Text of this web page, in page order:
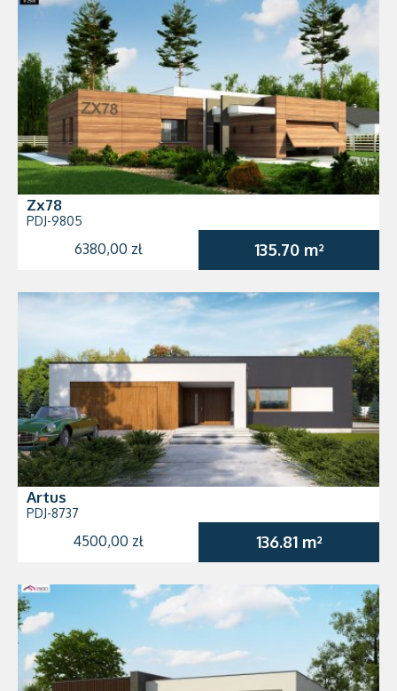
Zx78
PDJ-9805
6380,00 zł 135.70 m²
Artus
PDJ-8737
4500,00 zł 136.81 m²